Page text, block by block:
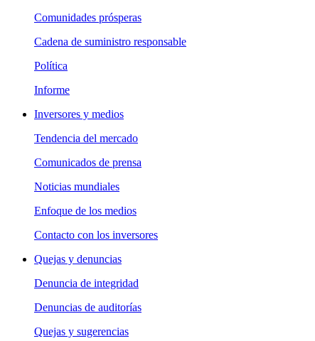
Comunidades prósperas
Cadena de suministro responsable
Política
Informe
Inversores y medios
Tendencia del mercado
Comunicados de prensa
Noticias mundiales
Enfoque de los medios
Contacto con los inversores
Quejas y denuncias
Denuncia de integridad
Denuncias de auditorías
Quejas y sugerencias